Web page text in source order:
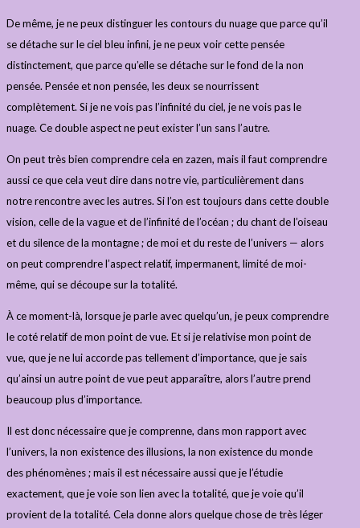
De même, je ne peux distinguer les contours du nuage que parce qu’il
se détache sur le ciel bleu infini, je ne peux voir cette pensée
distinctement, que parce qu’elle se détache sur le fond de la non
pensée. Pensée et non pensée, les deux se nourrissent
complètement. Si je ne vois pas l’infinité du ciel, je ne vois pas le
nuage. Ce double aspect ne peut exister l’un sans l’autre.
On peut très bien comprendre cela en zazen, mais il faut comprendre
aussi ce que cela veut dire dans notre vie, particulièrement dans
notre rencontre avec les autres. Si l’on est toujours dans cette double
vision, celle de la vague et de l’infinité de l’océan ; du chant de l’oiseau
et du silence de la montagne ; de moi et du reste de l’univers — alors
on peut comprendre l’aspect relatif, impermanent, limité de moi-
même, qui se découpe sur la totalité.
À ce moment-là, lorsque je parle avec quelqu’un, je peux comprendre
le coté relatif de mon point de vue. Et si je relativise mon point de
vue, que je ne lui accorde pas tellement d’importance, que je sais
qu’ainsi un autre point de vue peut apparaître, alors l’autre prend
beaucoup plus d’importance.
Il est donc nécessaire que je comprenne, dans mon rapport avec
l’univers, la non existence des illusions, la non existence du monde
des phénomènes ; mais il est nécessaire aussi que je l’étudie
exactement, que je voie son lien avec la totalité, que je voie qu’il
provient de la totalité. Cela donne alors quelque chose de très léger